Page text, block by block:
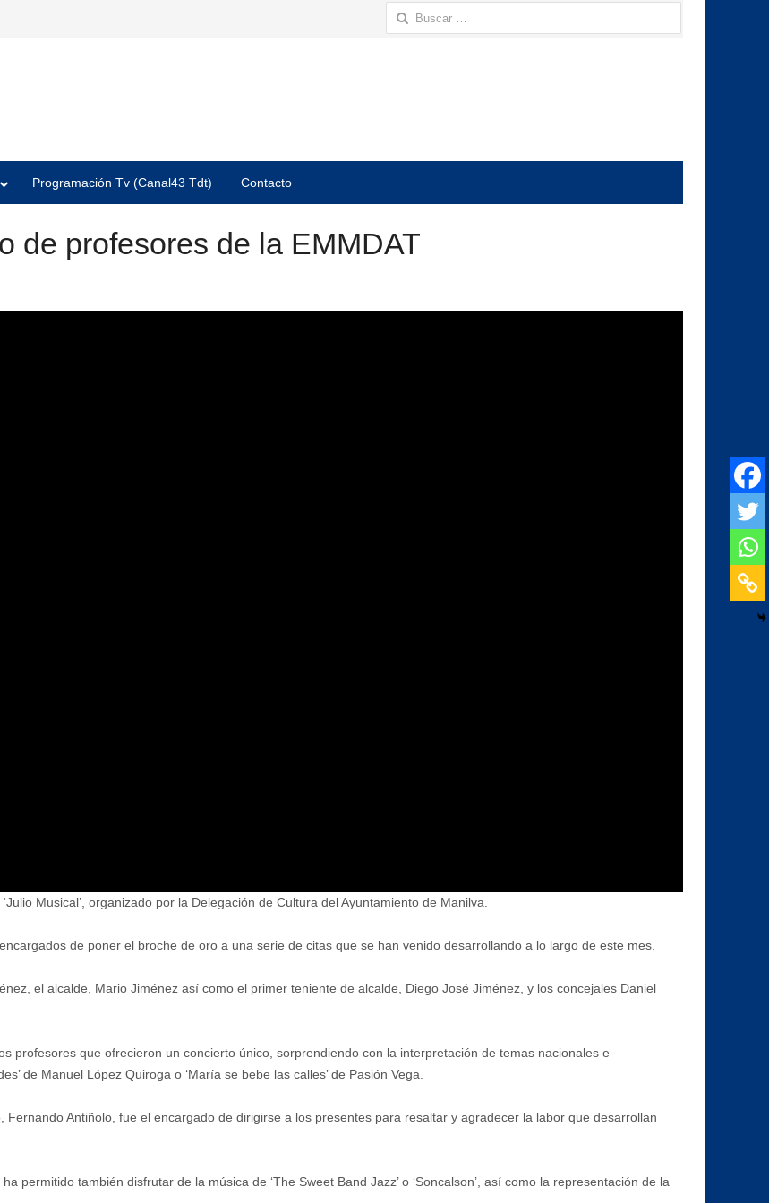
Buscar:
Programación Tv (Canal43 Tdt) Contacto
de profesores de la EMMDAT
Musical’, organizado por la Delegación de Cultura del Ayuntamiento de Manilva.
de poner el broche de oro a una serie de citas que se han venido desarrollando a lo largo de este mes.
el alcalde, Mario Jiménez así como el primer teniente de alcalde, Diego José Jiménez, y los concejales Daniel
profesores que ofrecieron un concierto único, sorprendiendo con la interpretación de temas nacionales e
de Manuel López Quiroga o ‘María se bebe las calles’ de Pasión Vega.
Antiñolo, fue el encargado de dirigirse a los presentes para resaltar y agradecer la labor que desarrollan
permitido también disfrutar de la música de ‘The Sweet Band Jazz’ o ‘Soncalson’, así como la representación de la